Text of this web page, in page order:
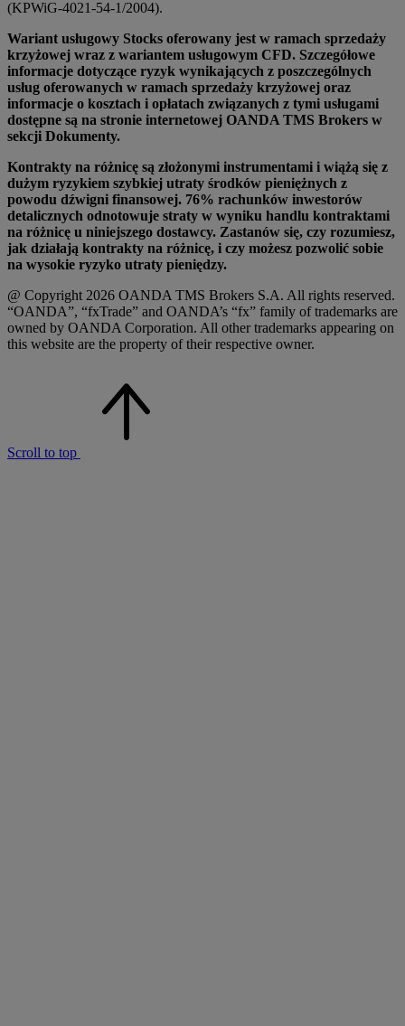
(KPWiG-4021-54-1/2004).
Wariant usługowy Stocks oferowany jest w ramach sprzedaży
krzyżowej wraz z wariantem usługowym CFD. Szczegółowe
informacje dotyczące ryzyk wynikających z poszczególnych
usług oferowanych w ramach sprzedaży krzyżowej oraz
informacje o kosztach i opłatach związanych z tymi usługami
dostępne są na stronie internetowej OANDA TMS Brokers w
sekcji Dokumenty.
Kontrakty na różnicę są złożonymi instrumentami i wiążą się z
dużym ryzykiem szybkiej utraty środków pieniężnych z
powodu dźwigni finansowej. 76% rachunków inwestorów
detalicznych odnotowuje straty w wyniku handlu kontraktami
na różnicę u niniejszego dostawcy. Zastanów się, czy rozumiesz,
jak działają kontrakty na różnicę, i czy możesz pozwolić sobie
na wysokie ryzyko utraty pieniędzy.
@ Copyright 2026 OANDA TMS Brokers S.A. All rights reserved.
“OANDA”, “fxTrade” and OANDA’s “fx” family of trademarks are
owned by OANDA Corporation. All other trademarks appearing on
this website are the property of their respective owner.
Scroll to top